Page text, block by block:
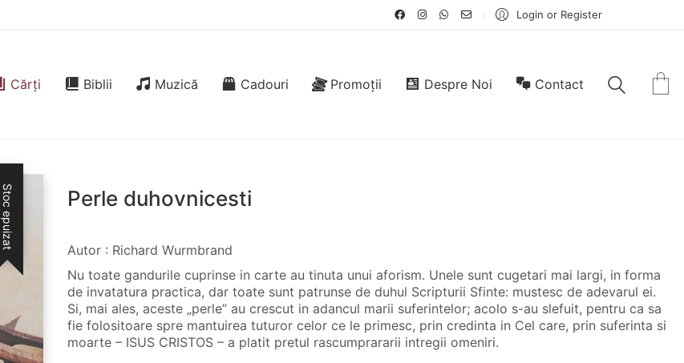
Login or Register
Cărți Biblii Muzică Cadouri Promoții Despre Noi Contact
Stoc epuizat Perle duhovnicesti
Autor : Richard Wurmbrand
Nu toate gandurile cuprinse in carte au tinuta unui aforism. Unele sunt cugetari mai largi, in forma
de invatatura practica, dar toate sunt patrunse de duhul Scripturii Sfinte: mustesc de adevarul ei.
Si, mai ales, aceste „perle” au crescut in adancul marii suferintelor; acolo s-au slefuit, pentru ca sa
fie folositoare spre mantuirea tuturor celor ce le primesc, prin credinta in Cel care, prin suferinta si
moarte – ISUS CRISTOS – a platit pretul rascumprararii intregii omeniri.